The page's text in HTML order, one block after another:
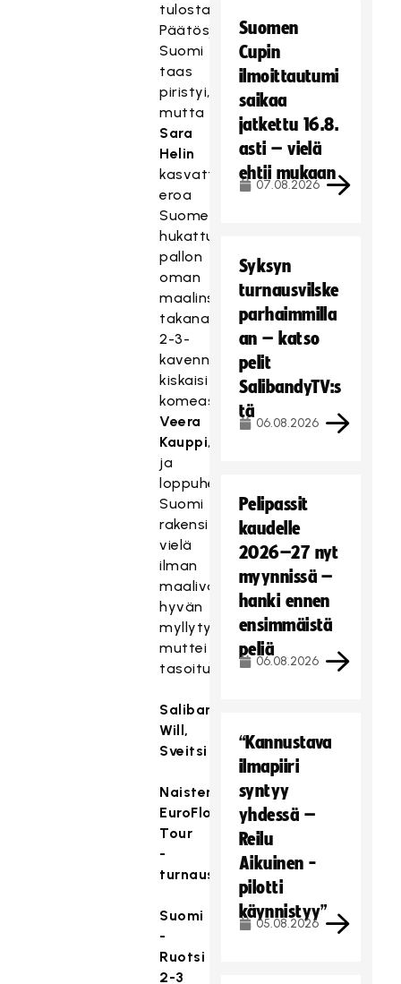
tulostaululla.
Päätösjaksolle
Suomi
taas
piristyi,
mutta
Sara
Helin
kasvatti
eroa
Suomen
hukattua
pallon
oman
maalinsa
takana.Suomen
2-3-
kavennuksen
kiskaisi
komeasti
Veera
Kauppi,
ja
loppuhetkille
Suomi
rakensi
vielä
ilman
maalivahtia
hyvän
myllytyksen
muttei
tasoitusta.
Salibandya,
Will,
Sveitsi
Naisten
EuroFloorball
Tour
-
turnaus
Suomi
-
Ruotsi
2-3
Suomen
Cupin
ilmoittautumi
saikaa
jatkettu 16.8.
asti – vielä
ehtii mukaan
07.08.2026
Syksyn
turnausvilske
parhaimmilla
an – katso
pelit
SalibandyTV:s
tä
06.08.2026
Pelipassit
kaudelle
2026–27 nyt
myynnissä –
hanki ennen
ensimmäistä
peliä
06.08.2026
“Kannustava
ilmapiiri
syntyy
yhdessä –
Reilu
Aikuinen -
pilotti
käynnistyy”
05.08.2026